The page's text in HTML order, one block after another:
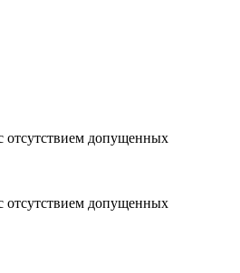
отсутствием допущенных
отсутствием допущенных